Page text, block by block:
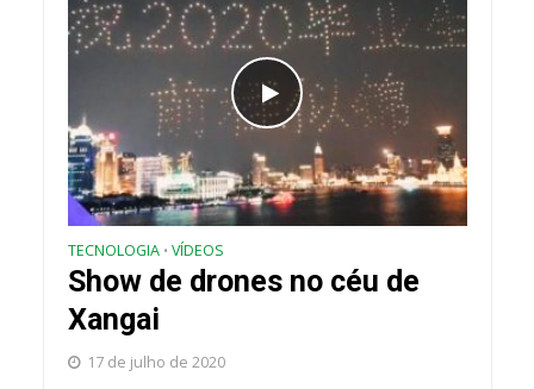
TECNOLOGIA • VÍDEOS
Show de drones no céu de
Xangai
17 de julho de 2020